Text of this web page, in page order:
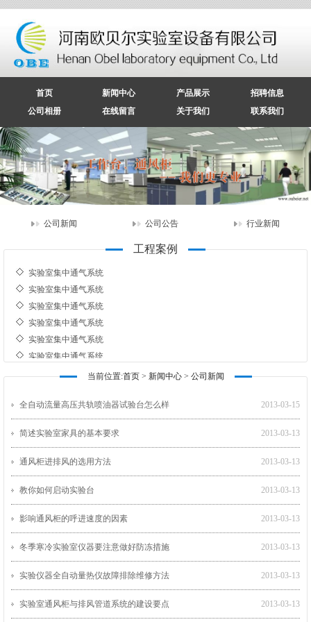
首页 新闻中心 产品展示
招聘信息
公司相册
在线留言 关于我们 联系我们
公司新闻 公司公告 行业新闻
工程案例
实验室集中通气系统
实验室集中通气系统
实验室集中通气系统
实验室集中通气系统
实验室集中通气系统
实验室集中通气系统
实验室集中通气系统
实验室集中通气系统
实验室集中通气系统
实验室集中通气系统
实验室集中通气系统
实验室集中通气系统
当前位置:首页> 新闻中心> 公司新闻
2013-03-15
全自动流量高压共轨喷油器试验台怎么样
2013-03-13
简述实验室家具的基本要求
2013-03-13
通风柜进排风的选用方法
2013-03-13
教你如何启动实验台
2013-03-13
影响通风柜的呼进速度的因素
2013-03-13
冬季寒冷实验室仪器要注意做好防冻措施
2013-03-13
实验仪器全自动量热仪故障排除维修方法
2013-03-13
实验室通风柜与排风管道系统的建设要点